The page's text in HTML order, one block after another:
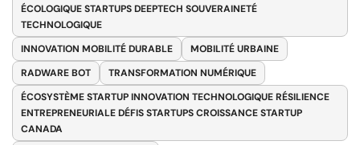
ÉCOLOGIQUE STARTUPS DEEPTECH SOUVERAINETÉ
TECHNOLOGIQUE
INNOVATION MOBILITÉ DURABLE
MOBILITÉ URBAINE
RADWARE BOT
TRANSFORMATION NUMÉRIQUE
ÉCOSYSTÈME STARTUP INNOVATION TECHNOLOGIQUE RÉSILIENCE
ENTREPRENEURIALE DÉFIS STARTUPS CROISSANCE STARTUP
CANADA